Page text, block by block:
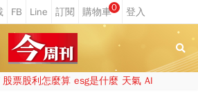
0
股票股利怎麼算 esg是什麼 天氣 AI